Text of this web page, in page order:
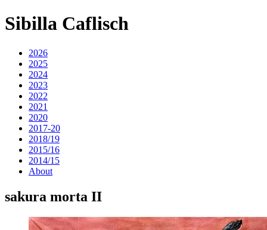
Sibilla Caflisch
2026
2025
2024
2023
2022
2021
2020
2017-20
2018/19
2015/16
2014/15
About
sakura morta II